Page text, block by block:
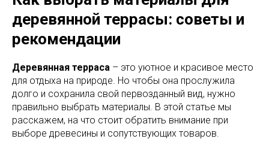
деревянной террасы: советы и
рекомендации
Деревянная терраса – это уютное и красивое место
для отдыха на природе. Но чтобы она прослужила
долго и сохранила свой первозданный вид, нужно
правильно выбрать материалы. В этой статье мы
расскажем, на что стоит обратить внимание при
выборе древесины и сопутствующих товаров.